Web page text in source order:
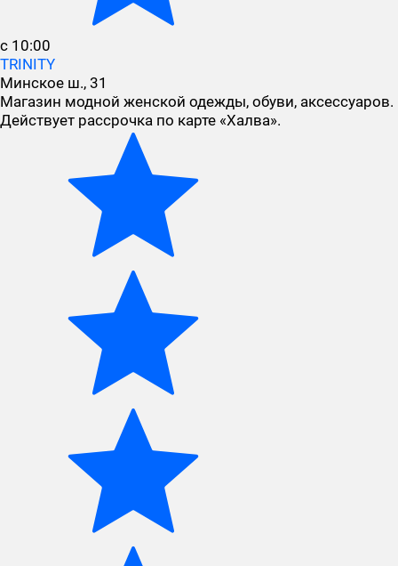
с 10:00
TRINITY
Минское ш., 31
Магазин модной женской одежды, обуви, аксессуаров.
Действует рассрочка по карте «Халва».